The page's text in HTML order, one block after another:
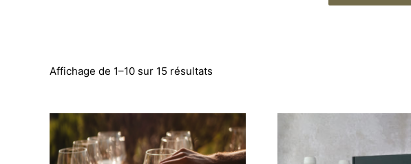
Affichage de 1–10 sur 15 résultats